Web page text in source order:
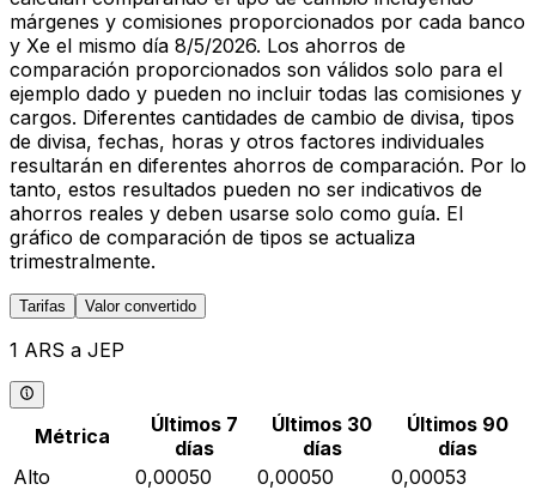
márgenes y comisiones proporcionados por cada banco
y Xe el mismo día 8/5/2026. Los ahorros de
comparación proporcionados son válidos solo para el
ejemplo dado y pueden no incluir todas las comisiones y
cargos. Diferentes cantidades de cambio de divisa, tipos
de divisa, fechas, horas y otros factores individuales
resultarán en diferentes ahorros de comparación. Por lo
tanto, estos resultados pueden no ser indicativos de
ahorros reales y deben usarse solo como guía. El
gráfico de comparación de tipos se actualiza
trimestralmente.
Tarifas Valor convertido
1 ARS a JEP
Métrica
Últimos 7
días
Últimos 30
días
Últimos 90
días
Alto
0,00050 0,00050
0,00053